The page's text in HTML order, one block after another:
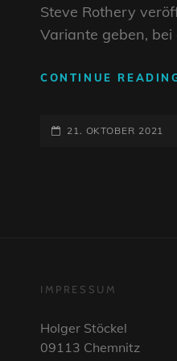
Steve Rothery
Variante geben,
CONTINUE
POSTED-
21. OKTOBER 2021
IMPRESSUM
Holger Stöckel
09113 Chemnitz